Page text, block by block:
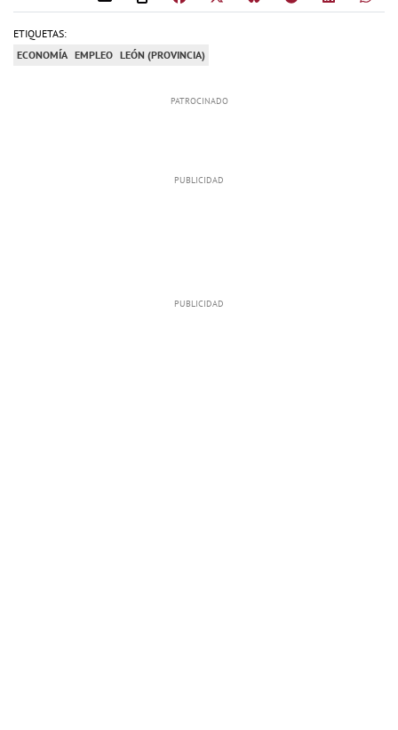
ETIQUETAS:
ECONOMÍA EMPLEO LEÓN (PROVINCIA)